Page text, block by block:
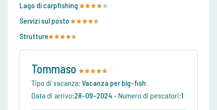
Lago di carpfishing
Servizi sul posto
Strutture
Tommaso
Tipo di vacanza: Vacanza per big-fish
Data di arrivo:28-09-2024 - Numero di pescatori:1